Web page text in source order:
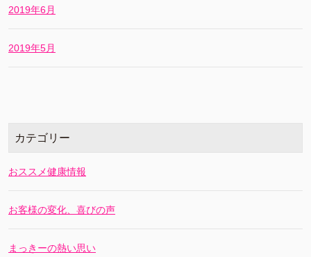
2019年6月
2019年5月
カテゴリー
おススメ健康情報
お客様の変化、喜びの声
まっきーの熱い思い